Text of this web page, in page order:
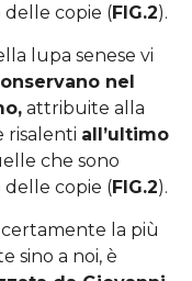
copie (FIG.2).
lupa senese vi
nel
attribuite alla
risalenti all’ultimo
che sono
copie (FIG.2).
la più
sino a noi, è